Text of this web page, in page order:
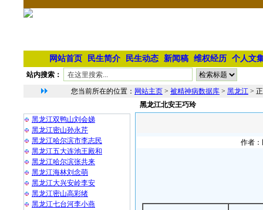
网站首页 民生简介 民生动态 新闻稿 维权经历 个人文
站内搜索：
您当前所在的位置： 网站主页 > 被精神病数据库 > 黑龙江 >
黑龙江双鸭山刘会娣
黑龙江密山孙永芹
黑龙江哈尔滨市李志民
黑龙江五大连池王殿和
黑龙江哈尔滨张共来
黑龙江海林刘念萌
黑龙江大兴安岭李安
黑龙江密山高彩绪
黑龙江七台河李小燕
黑龙江北安王巧玲
作者：